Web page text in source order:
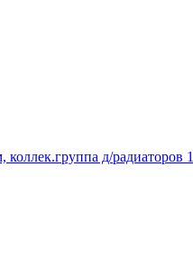
коллек.группа д/